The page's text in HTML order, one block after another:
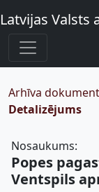
Latvijas Valsts
Arhīva
Detalizējums
Nosaukums:
Popes
Ventspils